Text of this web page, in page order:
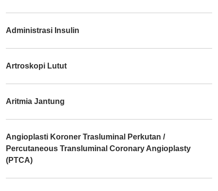
Administrasi Insulin
Artroskopi Lutut
Aritmia Jantung
Angioplasti Koroner Trasluminal Perkutan /
Percutaneous Transluminal Coronary Angioplasty
(PTCA)